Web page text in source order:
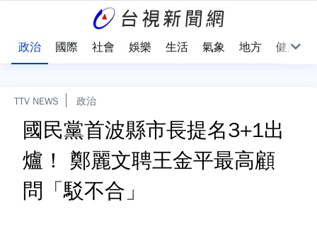
政治 國際 社會 娛樂 生活 氣象 地方 健康
TTV NEWS 政治
國民黨首波縣市長提名3+1出
爐！ 鄭麗文聘王金平最高顧
問「駁不合」